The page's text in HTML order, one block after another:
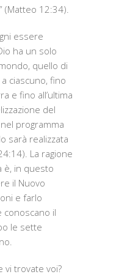
(Matteo 12:34).
essere
ha un solo
quello di
ciascuno, fino
e fino all’ultima
del
programma
sarà realizzata
La ragione
è, in questo
il Nuovo
e farlo
conoscano il
le sette
vi trovate voi?